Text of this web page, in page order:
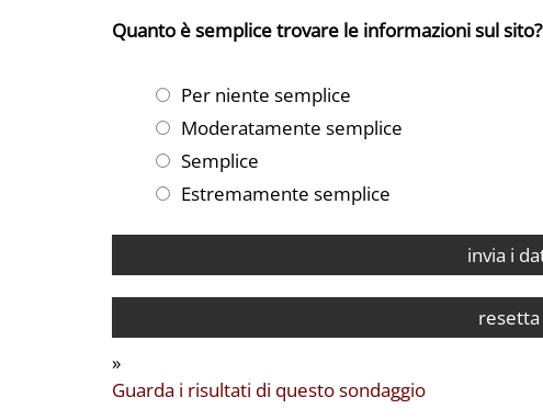
Quanto è semplice trovare le informazioni sul sito?
Per niente semplice
Moderatamente semplice
Semplice
Estremamente semplice
»
Guarda i risultati di questo sondaggio